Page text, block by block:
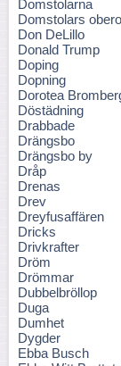
Domstolarna
Domstolars
Don DeLillo
Donald Trump
Doping
Dopning
Dorotea
Döstädning
Drabbade
Drängsbo
Drängsbo by
Dråp
Drenas
Drev
Dreyfusaffären
Dricks
Drivkrafter
Dröm
Drömmar
Dubbelbröllop
Duga
Dumhet
Dygder
Ebba Busch